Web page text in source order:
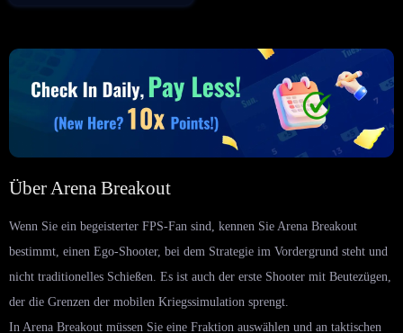
Über Arena Breakout
Wenn Sie ein begeisterter FPS-Fan sind, kennen Sie Arena Breakout
bestimmt, einen Ego-Shooter, bei dem Strategie im Vordergrund steht und
nicht traditionelles Schießen. Es ist auch der erste Shooter mit Beutezügen,
der die Grenzen der mobilen Kriegssimulation sprengt.
In Arena Breakout müssen Sie eine Fraktion auswählen und an taktischen